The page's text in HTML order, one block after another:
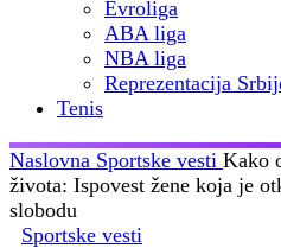
Evroliga
ABA liga
NBA liga
Reprezentacija
Tenis
Naslovna Sportske vesti Kako
života: Ispovest žene koja je
slobodu
Sportske vesti